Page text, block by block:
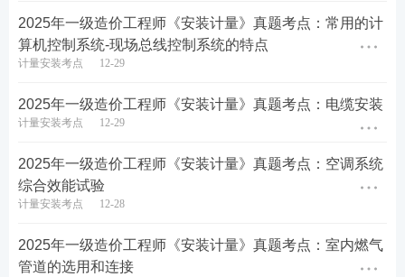
稳定、处理工艺简单等优点。
件，
如管
压阀
门
。
工程中常用有色金属的性能和特点
镍及镍合
金
用于化学、石油、有色金属冶炼、高温、高
境的比较理想的金属材料。镍力学性能良
好，尤其塑性、韧性优良，能适应多种腐蚀
环境。广泛应用于化工、制碱、冶金、石油
2025年一级造价工程师《安装计量》真题考点：常用的计
算机控制系统-现场总线控制系统的特点
计量安装考点 12-29
2025年一级造价工程师《安装计量》真题考点：电缆安装
计量安装考点 12-29
2025年一级造价工程师《安装计量》真题考点：空调系统
综合效能试验
计量安装考点 12-28
2025年一级造价工程师《安装计量》真题考点：室内燃气
管道的选用和连接